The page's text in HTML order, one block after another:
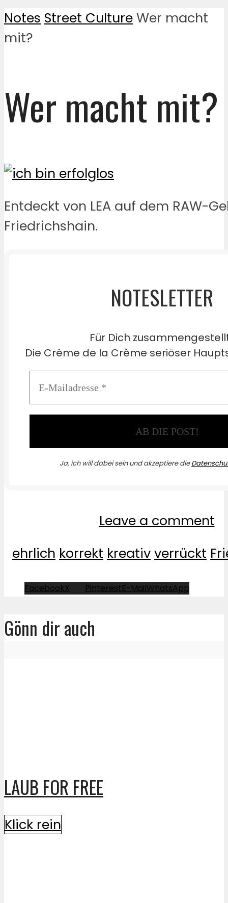
Notes Street CultureWer macht
mit?
Wer macht mit?
Entdeckt von LEA auf dem RAW-
Friedrichshain.
NOTESLETTER
Für Dich
Die Crème de la Crème seriöser
Ja, ich will dabei sein und akzeptiere die
Leave a comment
ehrlich korrekt kreativverrückt
FacebookX PinterestE-MailWhatsApp
Gönn dir auch
LAUB FOR FREE
Klick rein